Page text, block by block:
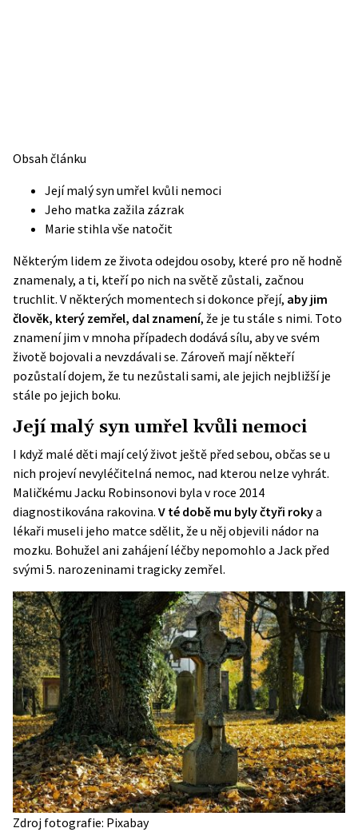
Obsah článku
Její malý syn umřel kvůli nemoci
Jeho matka zažila zázrak
Marie stihla vše natočit
Některým lidem ze života odejdou osoby, které pro ně hodně
znamenaly, a ti, kteří po nich na světě zůstali, začnou
truchlit. V některých momentech si dokonce přejí, aby jim
člověk, který zemřel, dal znamení, že je tu stále s nimi. Toto
znamení jim v mnoha případech dodává sílu, aby ve svém
životě bojovali a nevzdávali se. Zároveň mají někteří
pozůstalí dojem, že tu nezůstali sami, ale jejich nejbližší je
stále po jejich boku.
Její malý syn umřel kvůli nemoci
I když malé děti mají celý život ještě před sebou, občas se u
nich projeví nevyléčitelná nemoc, nad kterou nelze vyhrát.
Maličkému Jacku Robinsonovi byla v roce 2014
diagnostikována rakovina. V té době mu byly čtyři rokya
lékaři museli jeho matce sdělit, že u něj objevili nádor na
mozku. Bohužel ani zahájení léčby nepomohlo a Jack před
svými 5. narozeninami tragicky zemřel.
Zdroj fotografie: Pixabay